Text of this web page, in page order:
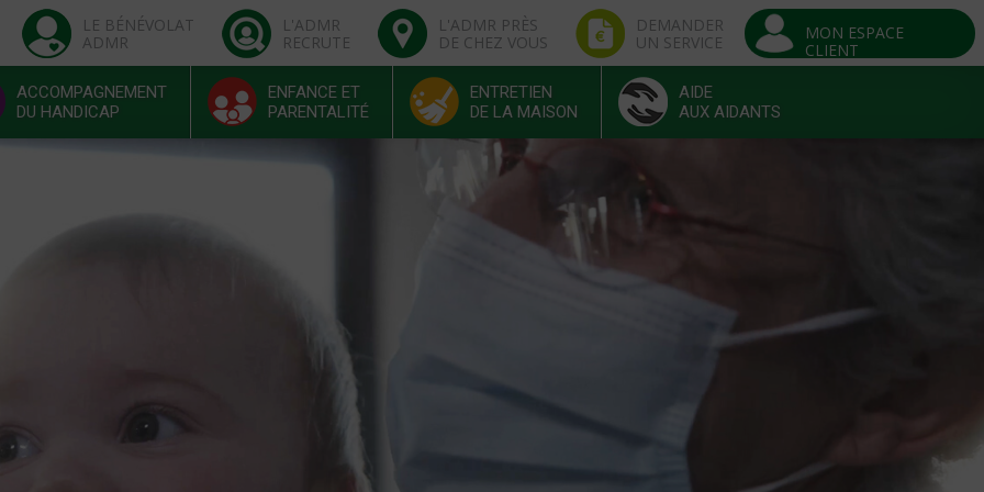
LE BÉNÉVOLAT
ADMR
L'ADMR
RECRUTE
L'ADMR PRÈS
DE CHEZ VOUS
DEMANDER
UN SERVICE
MON ESPACE
CLIENT
ACCOMPAGNEMENT
DU HANDICAP
ENFANCE ET
PARENTALITÉ
ENTRETIEN
DE LA MAISON
AIDE
AUX AIDANTS